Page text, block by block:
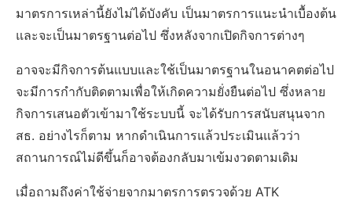
มาตรการเหล่านี้ยังไม่ได้บังคับ เป็นมาตรการแนะนำเบื้องต้น
และจะเป็นมาตรฐานต่อไป ซึ่งหลังจากเปิดกิจการต่างๆ
อาจจะมีกิจการต้นแบบและใช้เป็นมาตรฐานในอนาคตต่อไป
จะมีการกำกับติดตามเพื่อให้เกิดความยั่งยืนต่อไป ซึ่งหลาย
กิจการเสนอตัวเข้ามาใช้ระบบนี้ จะได้รับการสนับสนุนจาก
สธ. อย่างไรก็ตาม หากดำเนินการแล้วประเมินแล้วว่า
สถานการณ์ไม่ดีขึ้นก็อาจต้องกลับมาเข้มงวดตามเดิม
เมื่อถามถึงค่าใช้จ่ายจากมาตรการตรวจด้วย ATK